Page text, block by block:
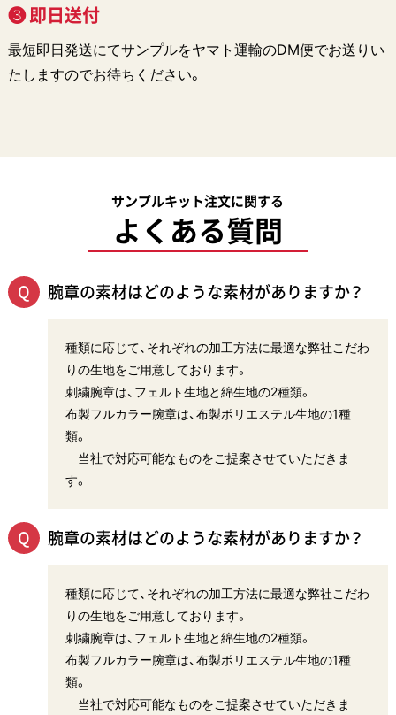
❸ 即日送付
最短即日発送にてサンプルをヤマト運輸のDM便でお送りい
たしますのでお待ちください。
サンプルキット注文に関する
よくある質問
腕章の素材はどのような素材がありますか？
種類に応じて、それぞれの加工方法に最適な弊社こだわ
りの生地をご用意しております。
刺繍腕章は、フェルト生地と綿生地の2種類。
布製フルカラー腕章は、布製ポリエステル生地の1種
類。
当社で対応可能なものをご提案させていただきま
す。
腕章の素材はどのような素材がありますか？
種類に応じて、それぞれの加工方法に最適な弊社こだわ
りの生地をご用意しております。
刺繍腕章は、フェルト生地と綿生地の2種類。
布製フルカラー腕章は、布製ポリエステル生地の1種
類。
当社で対応可能なものをご提案させていただきま